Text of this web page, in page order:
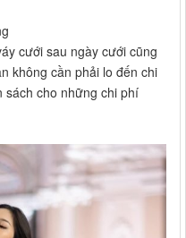
cưới sau ngày cưới cũng
không cần phải lo đến chi
sách cho những chi phí